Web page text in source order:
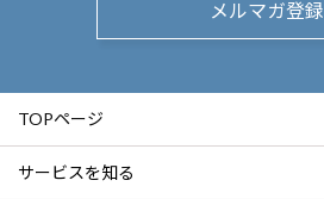
メルマガ登録
TOPページ
サービスを知る